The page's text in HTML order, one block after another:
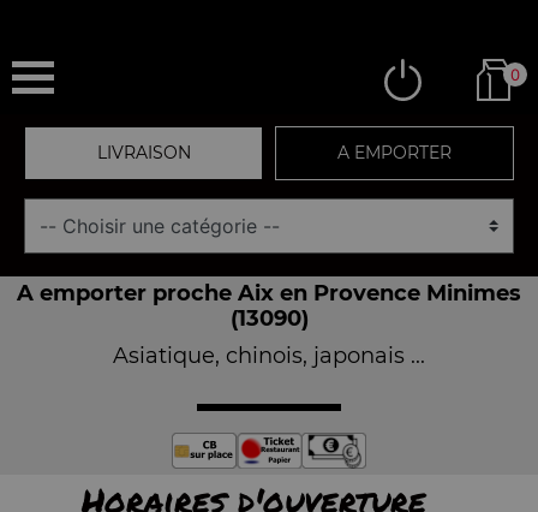
0
LIVRAISON A EMPORTER
A emporter proche Aix en Provence Minimes
(13090)
Asiatique, chinois, japonais ...
Horaires d'ouverture